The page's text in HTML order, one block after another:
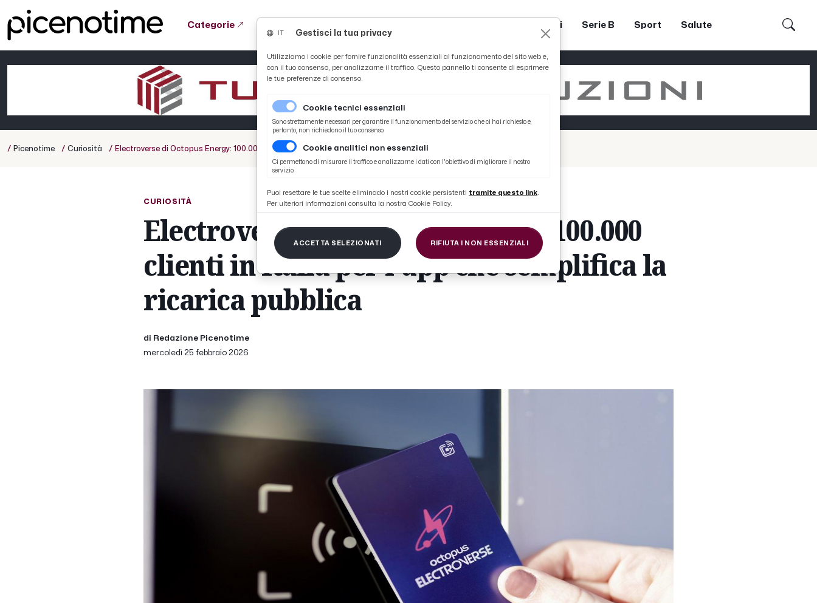
Categorie Coppa Teodori Serie B Sport Salute
/ Picenotime / Curiosità / Electroverse di Octopus Energy: 100.000 clienti in Italia per l'app che semplifica la ricarica pubblica
CURIOSITÀ
Electroverse di Octopus Energy: 100.000
clienti in Italia per l'app che semplifica la
ricarica pubblica
di Redazione Picenotime
mercoledì 25 febbraio 2026
Gestisci la tua privacy
Utilizziamo i cookie per fornire funzionalità essenziali al funzionamento del sito web e,
con il tuo consenso, per analizzarne il traffico. Questo pannello ti consente di esprimere
le tue preferenze di consenso.
Cookie tecnici essenziali
Sono strettamente necessari per garantire il funzionamento del servizio che ci hai richiesto e,
pertanto, non richiedono il tuo consenso.
Cookie analitici non essenziali
Ci permettono di misurare il traffico e analizzarne i dati con l'obiettivo di migliorare il nostro
servizio.
Puoi resettare le tue scelte eliminado i nostri cookie persistenti tramite questo link.
Per ulteriori informazioni consulta la nostra Cookie Policy.
ACCETTA SELEZIONATI RIFIUTA I NON ESSENZIALI